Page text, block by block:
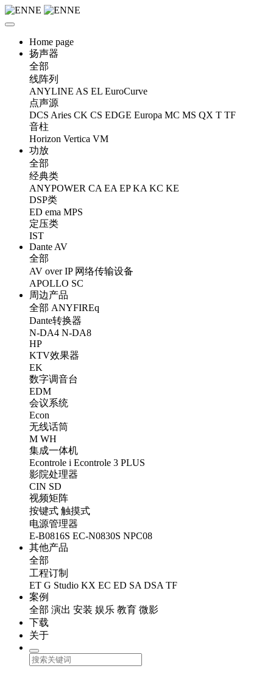
Home page
扬声器
全部
线阵列
ANYLINE AS EL EuroCurve
点声源
DCS Aries CK CS EDGE Europa MC MS QX T TF
音柱
Horizon Vertica VM
功放
全部
经典类
ANYPOWER CA EA EP KA KC KE
DSP类
ED ema MPS
定压类
IST
Dante AV
全部
AV over IP 网络传输设备
APOLLO SC
周边产品
全部 ANYFIREq
Dante转换器
N-DA4 N-DA8
HP
KTV效果器
EK
数字调音台
EDM
会议系统
Econ
无线话筒
M WH
集成一体机
Econtrole i Econtrole 3 PLUS
影院处理器
CIN SD
视频矩阵
按键式 触摸式
电源管理器
E-B0816S EC-N0830S NPC08
其他产品
全部
工程订制
ET G Studio KX EC ED SA DSA TF
案例
全部 演出 安装 娱乐 教育 微影
下载
关于